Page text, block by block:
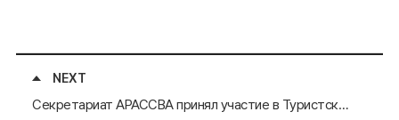
NEXT
Секретариат АРАССВА принял участие в Туристской выставке Монголии